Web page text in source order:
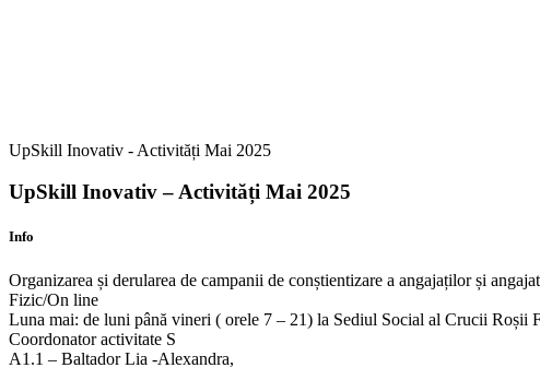
UpSkill Inovativ - Activități Mai 2025
UpSkill Inovativ – Activități Mai 2025
Info
Organizarea și derularea de campanii de conștientizare a angajaților și
Fizic/On line
Luna mai: de luni până vineri ( orele 7 – 21) la Sediul Social al Crucii
Coordonator activitate S
A1.1 – Baltador Lia -Alexandra,